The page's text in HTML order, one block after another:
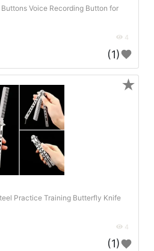
Voice Recording Button for
4
(1)
Practice Training Butterfly Knife
4
(1)
★